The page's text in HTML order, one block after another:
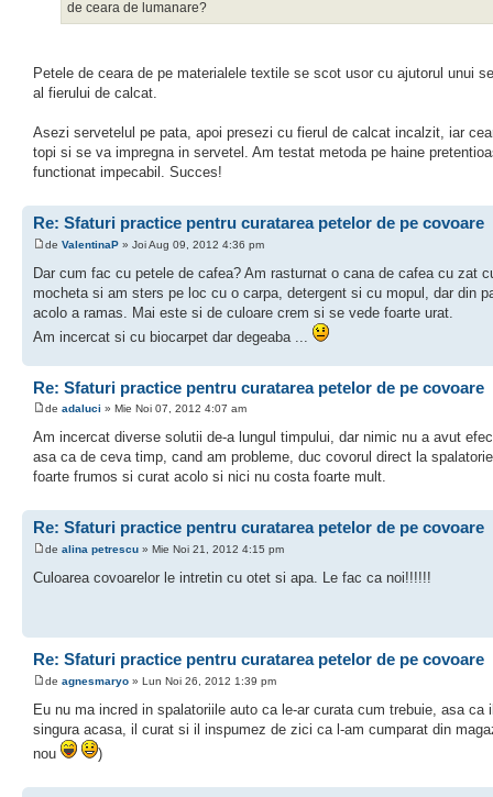
de ceara de lumanare?
Petele de ceara de pe materialele textile se scot usor cu ajutorul unui
al fierului de calcat.
Asezi servetelul pe pata, apoi presezi cu fierul de calcat incalzit, iar
topi si se va impregna in servetel. Am testat metoda pe haine
functionat impecabil. Succes!
Re: Sfaturi practice pentru curatarea petelor de pe covoare
de ValentinaP » Joi Aug 09, 2012 4:36 pm
Dar cum fac cu petele de cafea? Am rasturnat o cana de cafea cu zat
mocheta si am sters pe loc cu o carpa, detergent si cu mopul, dar din
acolo a ramas. Mai este si de culoare crem si se vede foarte urat.
Am incercat si cu biocarpet dar degeaba ...
Re: Sfaturi practice pentru curatarea petelor de pe covoare
de adaluci » Mie Noi 07, 2012 4:07 am
Am incercat diverse solutii de-a lungul timpului, dar nimic nu a avut
asa ca de ceva timp, cand am probleme, duc covorul direct la
foarte frumos si curat acolo si nici nu costa foarte mult.
Re: Sfaturi practice pentru curatarea petelor de pe covoare
de alina petrescu » Mie Noi 21, 2012 4:15 pm
Culoarea covoarelor le intretin cu otet si apa. Le fac ca noi!!!!!!
Re: Sfaturi practice pentru curatarea petelor de pe covoare
de agnesmaryo » Lun Noi 26, 2012 1:39 pm
Eu nu ma incred in spalatoriile auto ca le-ar curata cum trebuie, asa ca
singura acasa, il curat si il inspumez de zici ca l-am cumparat din
nou
)